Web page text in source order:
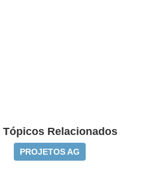
Tópicos Relacionados
PROJETOS AG